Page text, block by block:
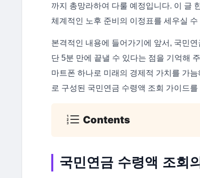
까지 총망라하여 다룰 예정입니다. 이 글
체계적인 노후 준비의 이정표를 세우실
본격적인 내용에 들어가기에 앞서, 국민
단 5분 만에 끝낼 수 있다는 점을 기억해
마트폰 하나로 미래의 경제적 가치를 가
로 구성된 국민연금 수령액 조회 가이드
Contents
국민연금 수령액 조회